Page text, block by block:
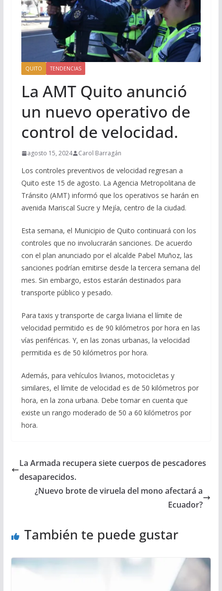
QUITO TENDENCIAS
La AMT Quito anunció
un nuevo operativo de
control de velocidad.
agosto 15, 2024 Carol Barragán
Los controles preventivos de velocidad regresan a
Quito este 15 de agosto. La Agencia Metropolitana de
Tránsito (AMT) informó que los operativos se harán en
avenida Mariscal Sucre y Mejía, centro de la ciudad.
Esta semana, el Municipio de Quito continuará con los
controles que no involucrarán sanciones. De acuerdo
con el plan anunciado por el alcalde Pabel Muñoz, las
sanciones podrían emitirse desde la tercera semana del
mes. Sin embargo, estos estarán destinados para
transporte público y pesado.
Para taxis y transporte de carga liviana el límite de
velocidad permitido es de 90 kilómetros por hora en las
vías periféricas. Y, en las zonas urbanas, la velocidad
permitida es de 50 kilómetros por hora.
Además, para vehículos livianos, motocicletas y
similares, el límite de velocidad es de 50 kilómetros por
hora, en la zona urbana. Debe tomar en cuenta que
existe un rango moderado de 50 a 60 kilómetros por
hora.
La Armada recupera siete cuerpos de pescadores
desaparecidos.
¿Nuevo brote de viruela del mono afectará a
Ecuador?
También te puede gustar